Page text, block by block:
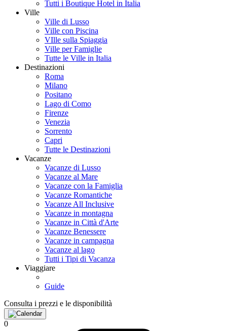
Tutti i Boutique Hotel in Italia
Ville
Ville di Lusso
Ville con Piscina
VIlle sulla Spiaggia
Ville per Famiglie
Tutte le Ville in Italia
Destinazioni
Roma
Milano
Positano
Lago di Como
Firenze
Venezia
Sorrento
Capri
Tutte le Destinazioni
Vacanze
Vacanze di Lusso
Vacanze al Mare
Vacanze con la Famiglia
Vacanze Romantiche
Vacanze All Inclusive
Vacanze in montagna
Vacanze in Città d'Arte
Vacanze Benessere
Vacanze in campagna
Vacanze al lago
Tutti i Tipi di Vacanza
Viaggiare
Guide
Consulta i prezzi e le disponibilità
0